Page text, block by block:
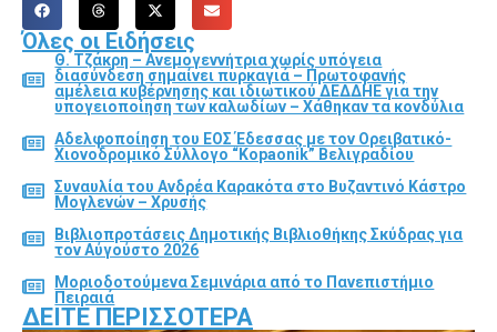
Όλες οι Ειδήσεις
Θ. Τζάκρη – Ανεμογεννήτρια χωρίς υπόγεια
διασύνδεση σημαίνει πυρκαγιά – Πρωτοφανής
αμέλεια κυβέρνησης και ιδιωτικού ΔΕΔΔΗΕ για την
υπογειοποίηση των καλωδίων – Χάθηκαν τα κονδύλια
Αδελφοποίηση του ΕΟΣ Έδεσσας με τον Ορειβατικό-
Χιονοδρομικό Σύλλογο “Kopaonik” Βελιγραδίου
Συναυλία του Ανδρέα Καρακότα στο Βυζαντινό Κάστρο
Μογλενών – Χρυσής
Βιβλιοπροτάσεις Δημοτικής Βιβλιοθήκης Σκύδρας για
τον Αύγούστο 2026
Μοριοδοτούμενα Σεμινάρια από το Πανεπιστήμιο
Πειραιά
ΔΕΊΤΕ ΠΕΡΙΣΣΌΤΕΡΑ